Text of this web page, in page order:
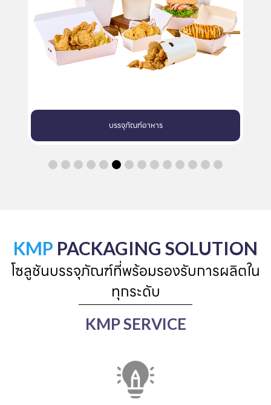
บรรจุภัณฑ์อาหาร
KMP PACKAGING SOLUTION
โซลูชันบรรจุภัณฑ์ที่พร้อมรองรับการผลิตใน
ทุกระดับ
KMP SERVICE